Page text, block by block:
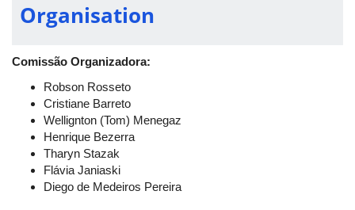
Organisation
Comissão Organizadora:
Robson Rosseto
Cristiane Barreto
Wellignton (Tom) Menegaz
Henrique Bezerra
Tharyn Stazak
Flávia Janiaski
Diego de Medeiros Pereira